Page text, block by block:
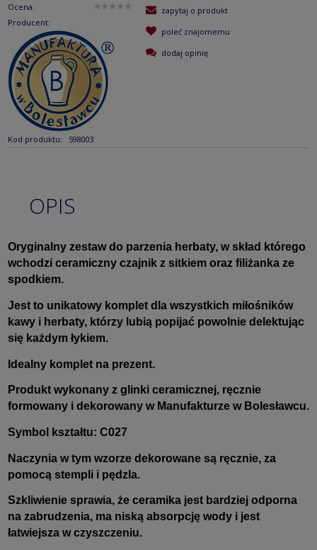
Ocena:
Producent:
Kod produktu: 598003
zapytaj o produkt
poleć znajomemu
dodaj opinię
OPIS
Oryginalny zestaw do parzenia herbaty, w skład którego
wchodzi ceramiczny czajnik z sitkiem oraz filiżanka ze
spodkiem.
Jest to unikatowy komplet dla wszystkich miłośników
kawy i herbaty, którzy lubią popijać powolnie delektując
się każdym łykiem.
Idealny komplet na prezent.
Produkt wykonany z glinki ceramicznej, ręcznie
formowany i dekorowany w Manufakturze w Bolesławcu.
Symbol kształtu: C027
Naczynia w tym wzorze dekorowane są ręcznie, za
pomocą stempli i pędzla.
Szkliwienie sprawia, że ceramika jest bardziej odporna
na zabrudzenia, ma niską absorpcję wody i jest
łatwiejsza w czyszczeniu.